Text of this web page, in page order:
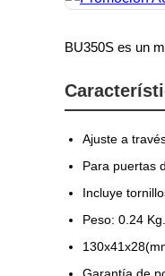
BU350S es un
Ajuste a
Para puertas
Incluye
Peso: 0.24 Kg.